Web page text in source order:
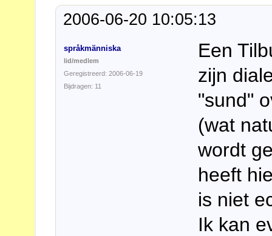
2006-06-20 10:05:13
språkmänniska
lid/medlem
Geregistreerd: 2006-06-19
Bijdragen: 11
Een
zijn
"sund"
(wat
wordt
heeft
is niet
Ik kan